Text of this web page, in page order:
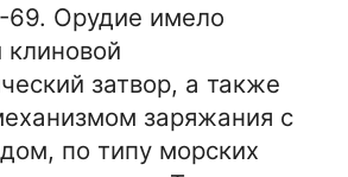
69. Орудие имело
клиновой
затвор, а также
заряжания с
по типу морских